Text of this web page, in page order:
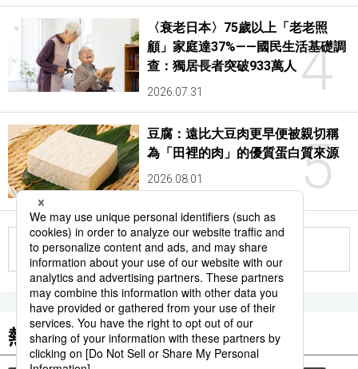
4
〈衰老日本〉75歲以上「老老照
顧」家庭達37%——國民生活基礎調
查：獨居長者突破933萬人
2026.07.31
5
豆腐：遠比大豆肉更早便被親切稱
為「田裡的肉」的優質蛋白質來源
2026.08.01
更多
熱門關鍵詞